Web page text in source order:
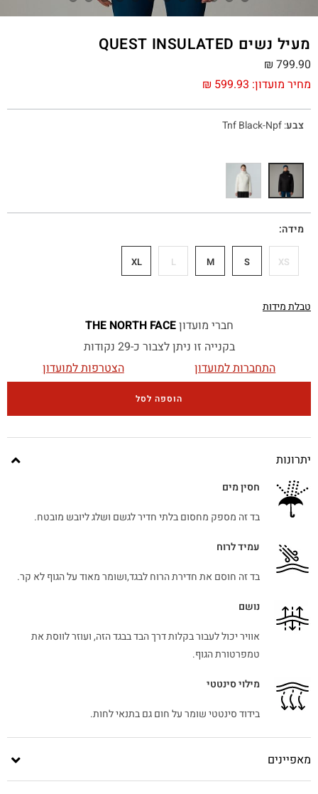
מעיל נשים QUEST INSULATED
מחיר מועדון: ₪ 599.93
₪ 799.90
צבע:
Tnf Black-Npf
מידה
XS
S
M
L
XL
טבלת מידות
חברי מועדוןTHE NORTH FACE
בקנייה זו ניתן לצבור כ-29 נקודות
התחברות למועדון
הצטרפות למועדון
הוספה לסל
יתרונות
חסין מים
בד זה מספק מחסום בלתי חדיר לגשם ושלג ליובש מובטח.
עמיד לרוח
בד זה חוסם את חדירת הרוח לבגד,ושומר מאוד על הגוף לא קר.
נושם
אוויר יכול לעבור בקלות דרך הבד בבגד הזה, ועוזר לווסת את
טמפרטורת הגוף.
מילוי סינטטי
בידוד סינטטי שומר על חום גם בתנאי לחות.
מאפיינים